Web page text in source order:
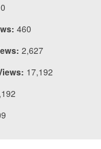
0
460
2,627
17,192